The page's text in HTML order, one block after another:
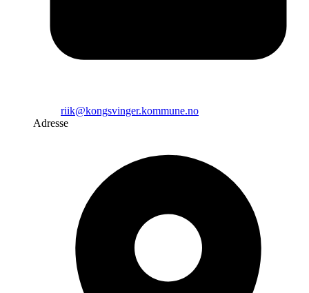
riik@kongsvinger.kommune.no
Adresse